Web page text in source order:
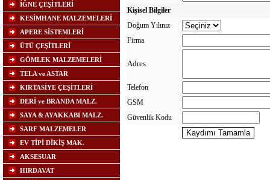
İĞNE ÇEŞİTLERİ
KESİMHANE MALZEMELERİ
APERE SİSTEMLERİ
ÜTÜ ÇEŞİTLERİ
GÖMLEK MALZEMELERİ
TELA ve ASTAR
KIRTASİYE ÇEŞİTLERİ
DERİ ve BRANDA MALZ.
SAYA & AYAKKABI MALZ.
SARF MALZEMELER
EV TİPİ DİKİŞ MAK.
AKSESUAR
HIRDAVAT
Kişisel Bilgiler
Doğum Yılınız
Firma
Adres
Telefon
GSM
Güvenlik Kodu